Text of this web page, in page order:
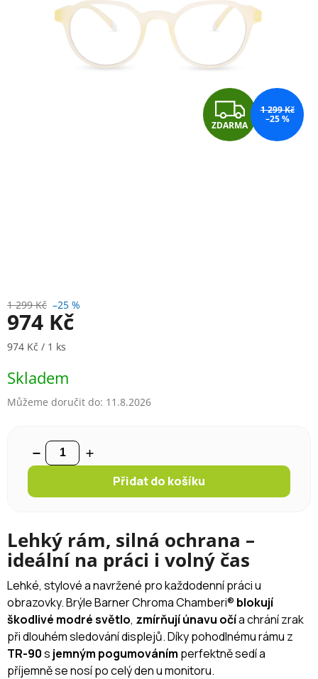
Z
D
ZDARMA
1 299 Kč
–25 %
1 299 Kč –25 %
974 Kč
Měrná cena:
974 Kč / 1 ks
Skladem
Můžeme doručit do: 11.8.2026
Přidat do košíku
Lehký rám, silná ochrana –
ideální na práci i volný čas
Lehké, stylové a navržené pro každodenní práci u
obrazovky. Brýle Barner Chroma Chamberi® blokují
škodlivé modré světlo, zmírňují únavu očía chrání zrak
při dlouhém sledování displejů. Díky pohodlnému rámu z
TR-90s jemným pogumováním perfektně sedí a
příjemně se nosí po celý den u monitoru.